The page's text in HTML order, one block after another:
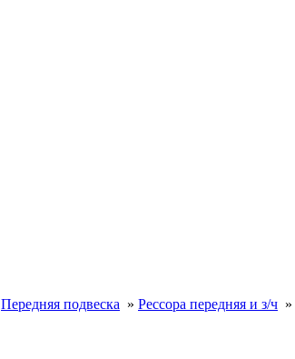
Передняя подвеска » Рессора передняя и з/ч »